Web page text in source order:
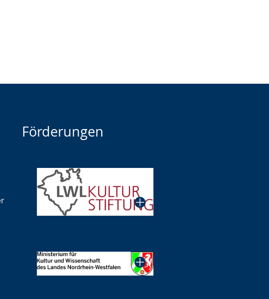
Förderungen